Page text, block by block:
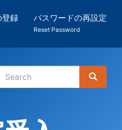
登録 パスワードの再設定
Reset Password
Search